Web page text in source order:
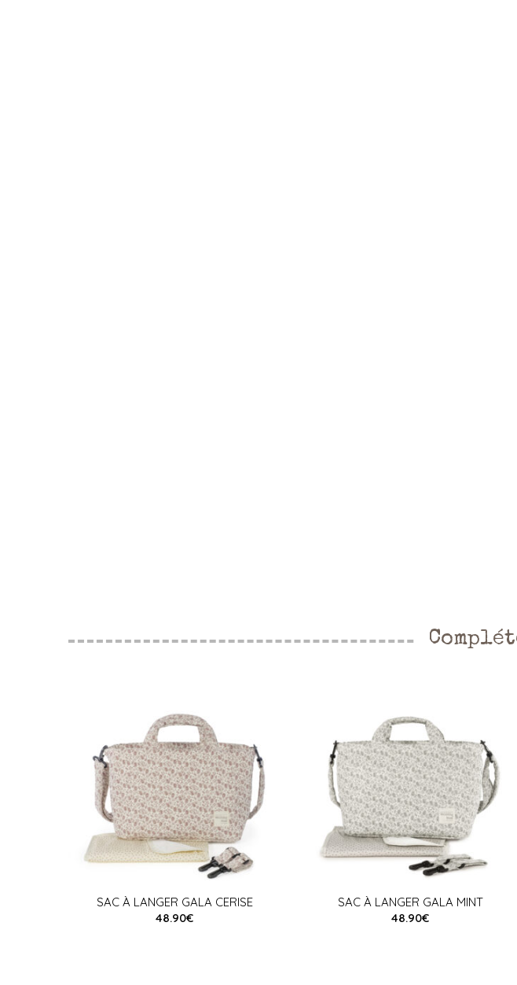
SAC À LANGER GALA CERISE
48.90€
SAC À LANGER GALA MINT
48.90€